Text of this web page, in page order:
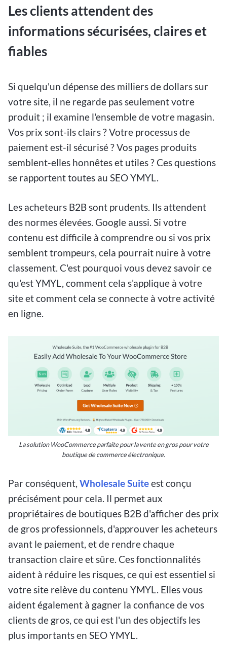
Les clients attendent des
informations sécurisées, claires et
fiables
Si quelqu'un dépense des milliers de dollars sur
votre site, il ne regarde pas seulement votre
produit ; il examine l'ensemble de votre magasin.
Vos prix sont-ils clairs ? Votre processus de
paiement est-il sécurisé ? Vos pages produits
semblent-elles honnêtes et utiles ? Ces questions
se rapportent toutes au SEO YMYL.
Les acheteurs B2B sont prudents. Ils attendent
des normes élevées. Google aussi. Si votre
contenu est difficile à comprendre ou si vos prix
semblent trompeurs, cela pourrait nuire à votre
classement. C'est pourquoi vous devez savoir ce
qu'est YMYL, comment cela s'applique à votre
site et comment cela se connecte à votre activité
en ligne.
La solution WooCommerce parfaite pour la vente en gros pour votre
boutique de commerce électronique.
Par conséquent, Wholesale Suiteest conçu
précisément pour cela. Il permet aux
propriétaires de boutiques B2B d'afficher des prix
de gros professionnels, d'approuver les acheteurs
avant le paiement, et de rendre chaque
transaction claire et sûre. Ces fonctionnalités
aident à réduire les risques, ce qui est essentiel si
votre site relève du contenu YMYL. Elles vous
aident également à gagner la confiance de vos
clients de gros, ce qui est l'un des objectifs les
plus importants en SEO YMYL.